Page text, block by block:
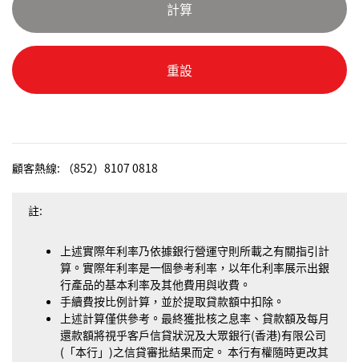
顧客熱線: （852）8107 0818
註:
上述實際年利率乃依據銀行營運守則所載之有關指引計
算。實際年利率是一個參考利率，以年化利率展示出銀
行產品的基本利率及其他費用與收費。
手續費按比例計算，並於提取貸款額中扣除。
上述計算僅供參考。最終獲批核之息率、貸款額及每月
還款額將視乎客戶信貸狀況及大眾銀行(香港)有限公司
(「本行」)之信貸審批結果而定。 本行有權隨時更改其